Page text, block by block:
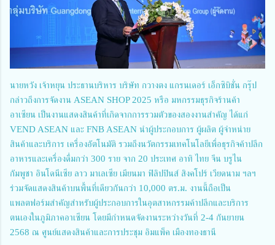
นายหวัง เจ้าหยุน ประธานบริหาร บริษัท กวางตง แกรนเดอร์ เอ็กซิบิชั่น กรุ๊ป
กล่าวถึงการจัดงาน ASEAN SHOP 2025 หรือ มหกรรมธุรกิจร้านค้า
อาเซียน เป็นงานแสดงสินค้าที่เกิดจากการรวมตัวของสองงานสำคัญ ได้แก่
VEND ASEAN และ FNB ASEAN นำผู้ประกอบการ ผู้ผลิต ผู้จำหน่าย
สินค้าและบริการ เครื่องอัตโนมัติ รวมถึงนวัตกรรมเทคโนโลยีเพื่อธุรกิจค้าปลีก
อาหารและเครื่องดื่มกว่า 300 ราย จาก 20 ประเทศ อาทิ ไทย จีน บรูไน
กัมพูชา อินโดนีเซีย ลาว มาเลเซีย เมียนมา ฟิลิปปินส์ สิงคโปร์ เวียดนาม ฯลฯ
ร่วมจัดแสดงสินค้าบนพื้นที่เดียวกันกว่า 10,000 ตร.ม. งานนี้ถือเป็น
แพลตฟอร์มสำคัญสำหรับผู้ประกอบการในอุตสาหกรรมค้าปลีกและบริการ
ตนเองในภูมิภาคอาเซียน โดยมีกำหนดจัดงานระหว่างวันที่ 2-4 กันยายน
2568 ณ ศูนย์แสดงสินค้าและการประชุม อิมแพ็ค เมืองทองธานี